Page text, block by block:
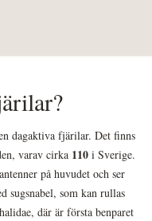
dagaktiva fjärilar. Det finns
varav cirka 110 i Sverige.
på huvudet och ser
sugsnabel, som kan rullas
där är första benparet